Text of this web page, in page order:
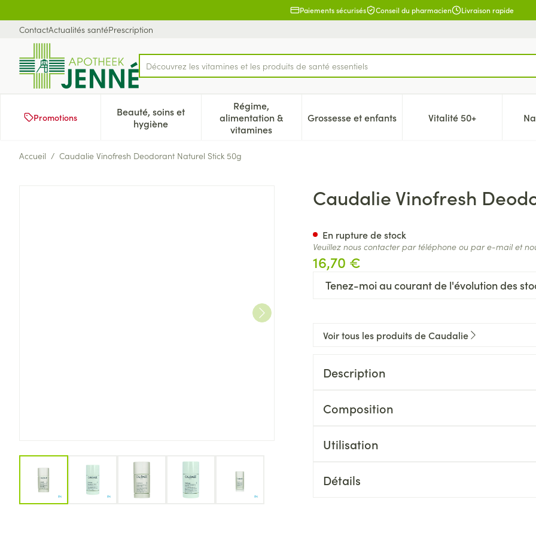
Paiements sécurisés Conseil du pharmacien Livraison rapide
ContactActualités santéPrescription
Rechercher
Découvrez les vitamines et les produits de santé essentiels
Promotions
Beauté, soins et
hygièneAfficher le sous-menu pour la catégorie Beauté, soins et hygiène
Régime,
alimentation &
vitamines
Afficher le sous-menu pour la catégorie Régime, alimentation &
Grossesse et enfantsAfficher le sous-menu pour la catégorie
Vitalité 50+Afficher le sous-
Accueil / Caudalie Vinofresh Deodorant Naturel Stick 50g
View larger imageView larger imageView larger imageView larger image
Caudalie Vinofresh Deodorant Naturel Stick 50g
Caudalie Vinofresh
16,70 €
Tenez-moi au courant de l'évolution des
En rupture de stock
Veuillez nous contacter par téléphone ou par e-mail et
Voir tous les produits de Caudalie
Description
Composition
VINIFERA (GRAPE) FRUIT WATER, EUCALYPTUS
(270/030)
Utilisation
Détails